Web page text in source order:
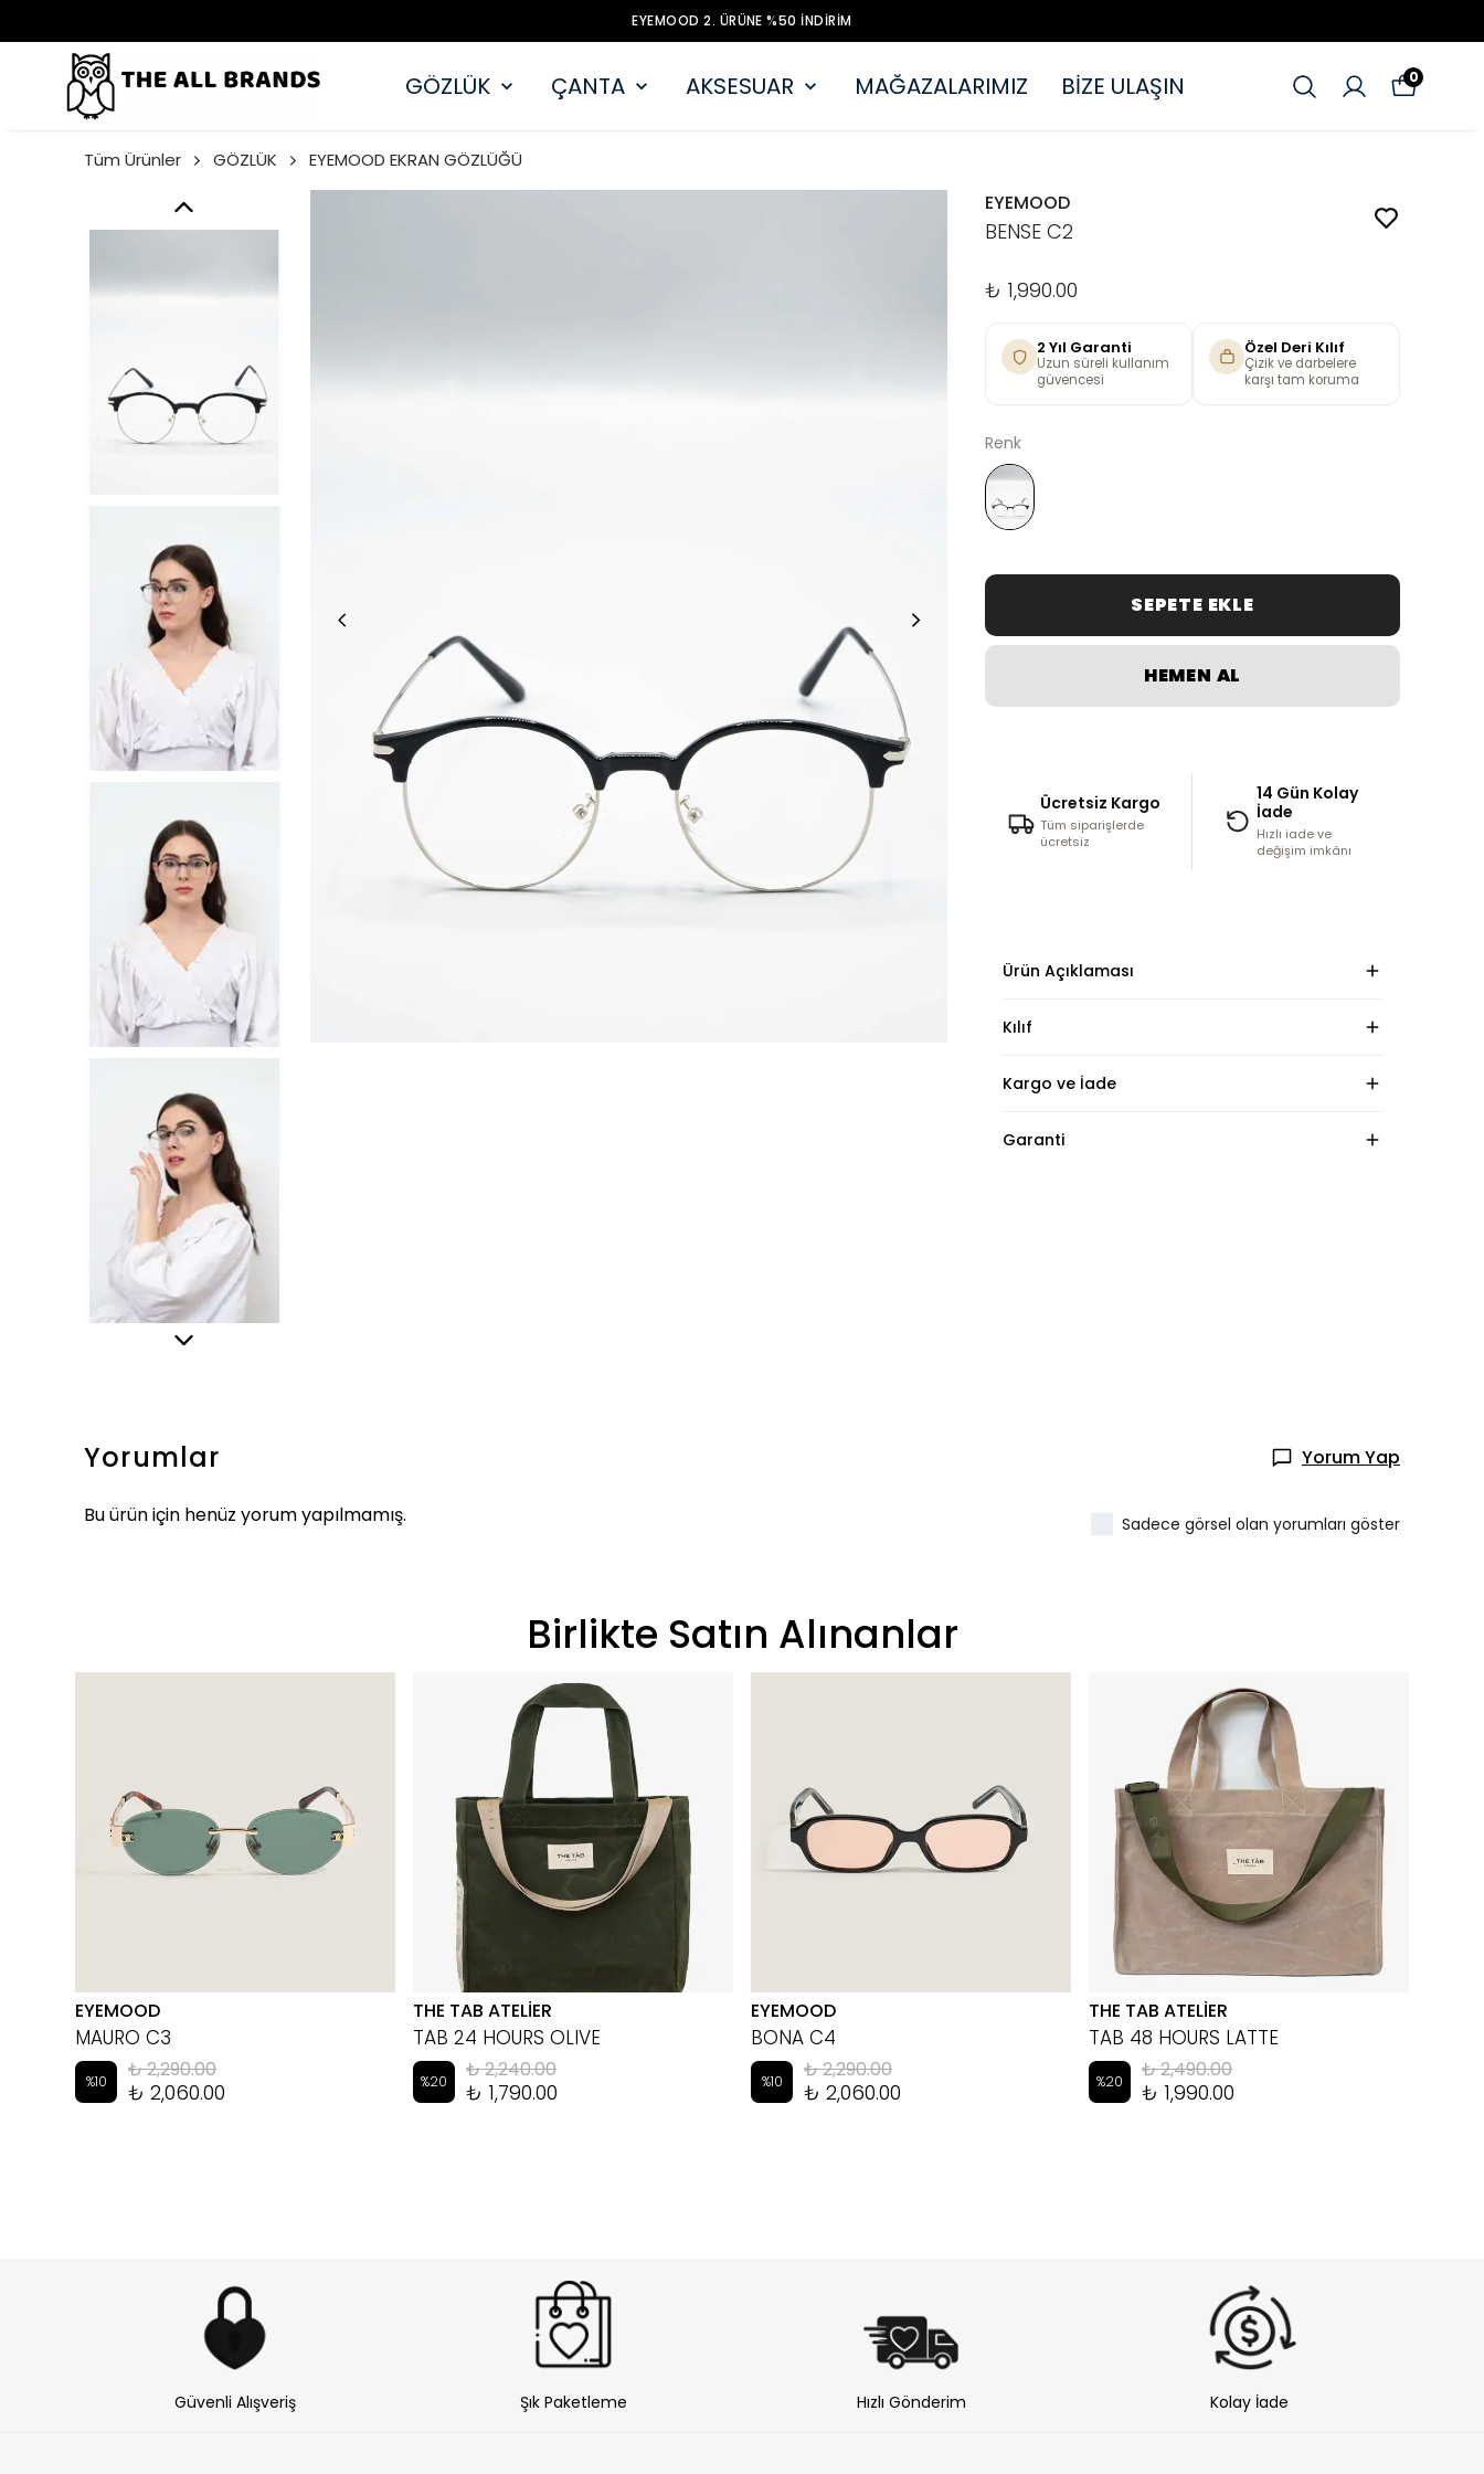
EYEMOOD 2. ÜRÜNE %50 İNDİRİM
GÖZLÜK ÇANTA AKSESUAR MAĞAZALARIMIZ BİZE ULAŞIN 0
Tüm Ürünler GÖZLÜK EYEMOOD EKRAN GÖZLÜĞÜ
EYEMOOD
BENSE C2
₺ 1,990.00
2 Yıl Garanti
Uzun süreli kullanım
güvencesi
Özel Deri Kılıf
Çizik ve darbelere
karşı tam koruma
Renk
SEPETE EKLE
HEMEN AL
Ücretsiz Kargo
Tüm siparişlerde
ücretsiz
14 Gün Kolay
İade
Hızlı iade ve
değişim imkânı
Ürün Açıklaması
Kılıf
Kargo ve İade
Garanti
Yorumlar Yorum Yap
Bu ürün için henüz yorum yapılmamış. Sadece görsel olan yorumları göster
Birlikte Satın Alınanlar
EYEMOOD
MAURO C3
%10 ₺ 2,290.00
₺ 2,060.00
THE TAB ATELİER
TAB 24 HOURS OLIVE
%20 ₺ 2,240.00
₺ 1,790.00
EYEMOOD
BONA C4
%10 ₺ 2,290.00
₺ 2,060.00
THE TAB ATELİER
TAB 48 HOURS LATTE
%20 ₺ 2,490.00
₺ 1,990.00
Güvenli Alışveriş Şık Paketleme Hızlı Gönderim Kolay İade